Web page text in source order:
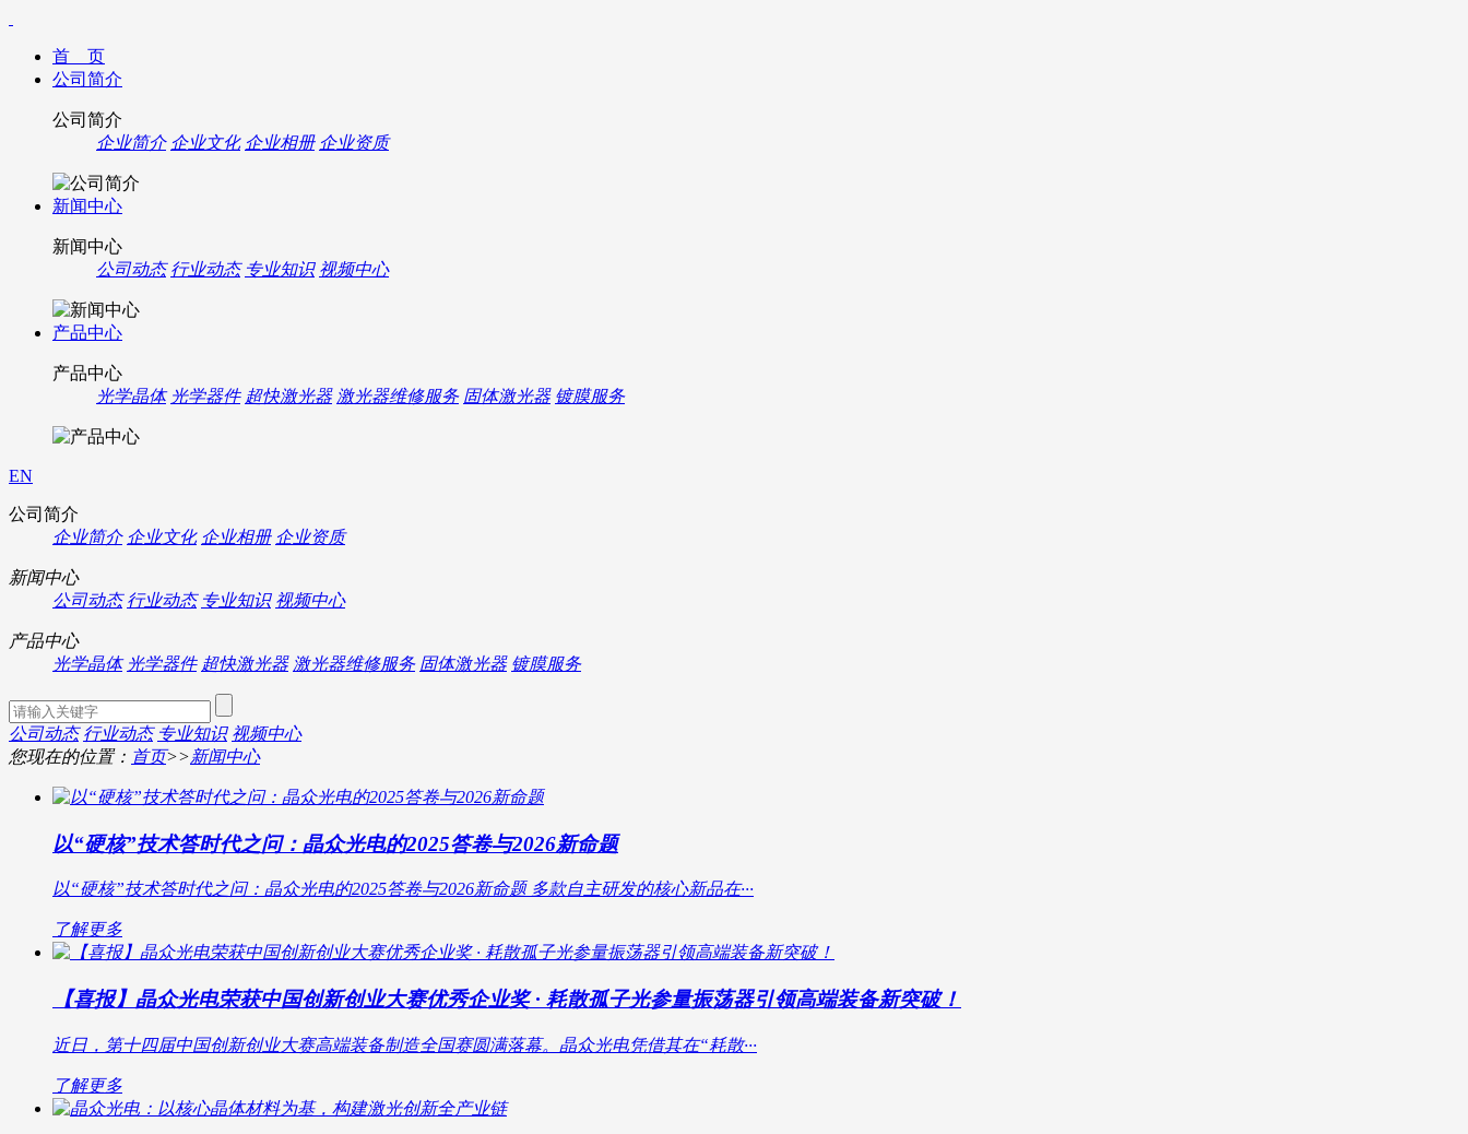
首 页
公司简介
公司简介
企业简介 企业文化 企业相册 企业资质
新闻中心
新闻中心
公司动态 行业动态 专业知识 视频中心
产品中心
产品中心
光学晶体 光学器件 超快激光器 激光器维修服务 固体激光器 镀膜服务
EN
公司简介
企业简介 企业文化 企业相册 企业资质
新闻中心
公司动态 行业动态 专业知识 视频中心
产品中心
光学晶体 光学器件 超快激光器 激光器维修服务 固体激光器 镀膜服务
公司动态 行业动态 专业知识 视频中心
您现在的位置： 首页>>新闻中心
以“硬核”技术答时代之问：晶众光电的2025答卷与2026新命题
以“硬核”技术答时代之问：晶众光电的2025答卷与2026新命题 多款自主研发的核心新品在···
了解更多
【喜报】晶众光电荣获中国创新创业大赛优秀企业奖 · 耗散孤子光参量振荡器引领高端装备新突破！
近日，第十四届中国创新创业大赛高端装备制造全国赛圆满落幕。晶众光电凭借其在“耗散···
了解更多